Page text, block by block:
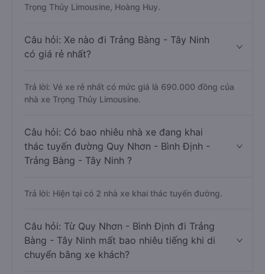
Trọng Thủy Limousine, Hoàng Huy.
Câu hỏi: Xe nào đi Trảng Bàng - Tây Ninh
có giá rẻ nhất?
Trả lời: Vé xe rẻ nhất có mức giá là 690.000 đồng của
nhà xe Trọng Thủy Limousine.
Câu hỏi: Có bao nhiêu nhà xe đang khai
thác tuyến đường Quy Nhơn - Bình Định -
Trảng Bàng - Tây Ninh ?
Trả lời: Hiện tại có 2 nhà xe khai thác tuyến đường.
Câu hỏi: Từ Quy Nhơn - Bình Định đi Trảng
Bàng - Tây Ninh mất bao nhiêu tiếng khi di
chuyển bằng xe khách?